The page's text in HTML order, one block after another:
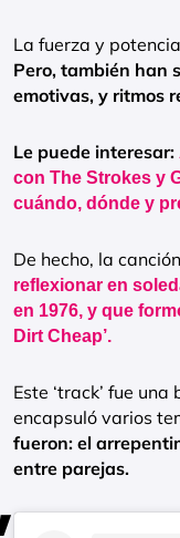
La fuerza y
Pero, también han
emotivas, y ritmos
Le puede interesar:
con The Strokes y
cuándo, dónde y
De hecho, la
reflexionar en
en 1976, y que
Dirt Cheap’.
Este ‘track’ fue
encapsuló varios
fueron: el
entre parejas.